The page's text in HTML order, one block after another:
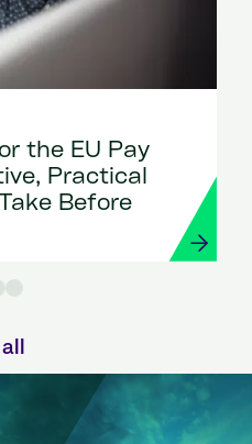
the EU Pay
Practical
Before